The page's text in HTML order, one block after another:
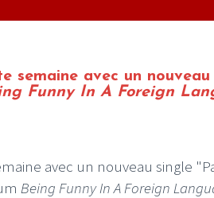
semaine avec un
Funny In A Foreign
avec un nouveau single
Being Funny In A Foreign